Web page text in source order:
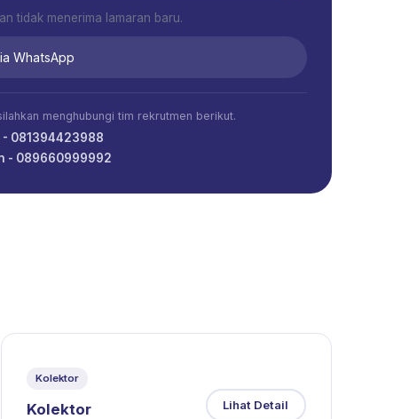
tidak menerima lamaran baru.
WhatsApp
menghubungi tim rekrutmen berikut.
- 081394423988
- 089660999992
Kolektor
Kolektor Lihat Detail